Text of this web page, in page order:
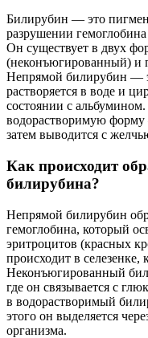
Билирубин — это
разрушении гемоглобина
Он существует в двух
(неконъюгированный) и
Непрямой билирубин —
растворяется в воде и
состоянии с
водорастворимую
затем выводится с
Как происходит
билирубина?
Непрямой билирубин
гемоглобина, который
эритроцитов (красных
происходит в селезенке,
Неконъюгированный
где он связывается с
в водорастворимый
этого он выделяется
организма.